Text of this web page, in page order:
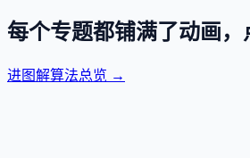
每个专题都铺满了动画
进图解算法总览 →